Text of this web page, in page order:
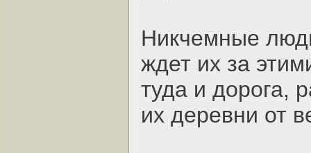
Никчемные
ждет их за
туда и дорога,
их деревни от